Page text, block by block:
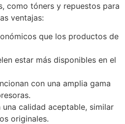
como tóners y repuestos para
ventajas:
que los productos de
estar más disponibles en el
con una amplia gama
una calidad aceptable, similar
originales.